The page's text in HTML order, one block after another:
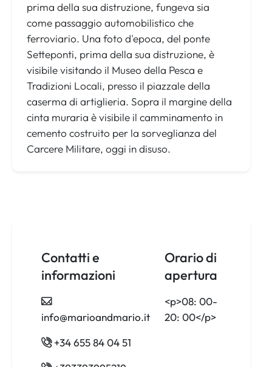
prima della sua distruzione, fungeva sia
come passaggio automobilistico che
ferroviario. Una foto d'epoca, del ponte
Setteponti, prima della sua distruzione, è
visibile visitando il Museo della Pesca e
Tradizioni Locali, presso il piazzale della
caserma di artiglieria. Sopra il margine della
cinta muraria è visibile il camminamento in
cemento costruito per la sorveglianza del
Carcere Militare, oggi in disuso.
Contatti e
informazioni
info@marioandmario.it
+34 655 84 04 51
Orario di
apertura
<p>08: 00-